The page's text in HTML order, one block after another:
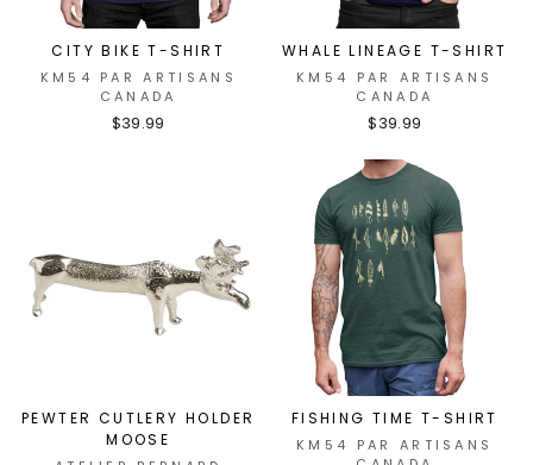
CITY BIKE T-SHIRT
KM54 PAR ARTISANS
CANADA
$39.99
WHALE LINEAGE T-SHIRT
KM54 PAR ARTISANS
CANADA
$39.99
PEWTER CUTLERY HOLDER
MOOSE
FISHING TIME T-SHIRT
KM54 PAR ARTISANS